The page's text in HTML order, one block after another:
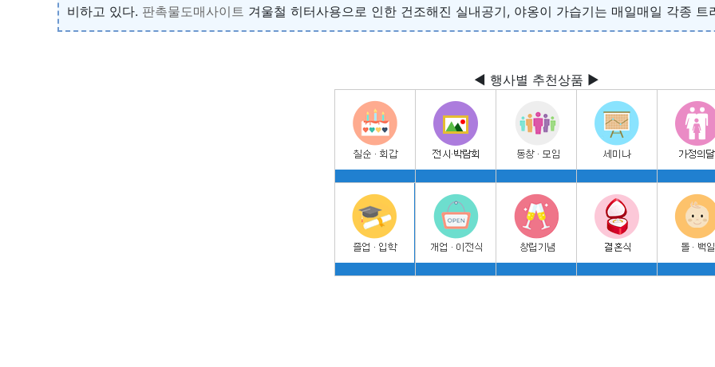
비하고 있다. 판촉물도매사이트 겨울철 히터사용으로 인한 건조해진 실내공기, 야옹이 가습기는 매일매일 각종
◀ 행사별 추천상품 ▶